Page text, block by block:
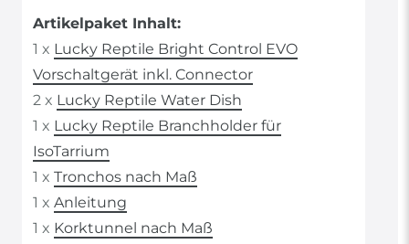
Artikelpaket Inhalt:
1 x Lucky Reptile Bright Control EVO
Vorschaltgerät inkl. Connector
2 x Lucky Reptile Water Dish
1 x Lucky Reptile Branchholder für
IsoTarrium
1 x Tronchos nach Maß
1 x Anleitung
1 x Korktunnel nach Maß